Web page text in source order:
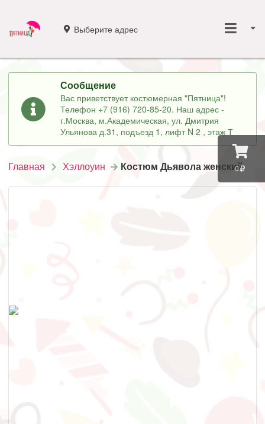
0
Выберите адрес
Сообщение
Вас приветствует костюмерная "Пятница"!
Телефон +7 (916) 720-85-20. Наш адрес -
г.Москва, м.Академическая, ул. Дмитрия
Ульянова д.31, подъезд 1, лифт N 2 , этаж Т
Главная Хэллоуин Костюм Дьявола женский